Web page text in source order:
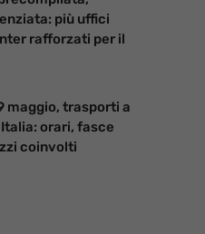
più uffici
rafforzati per il
maggio, trasporti a
orari, fasce
coinvolti